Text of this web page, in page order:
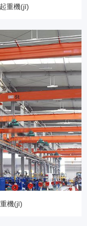
重機(jī)
機(jī)